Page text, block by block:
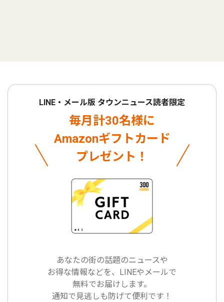
LINE・メール版 タウンニュース読者限定
毎月計30名様に
Amazonギフトカード
プレゼント！
あなたの街の話題のニュースや
お得な情報などを、LINEやメールで
無料でお届けします。
通知で見逃しも防げて便利です！